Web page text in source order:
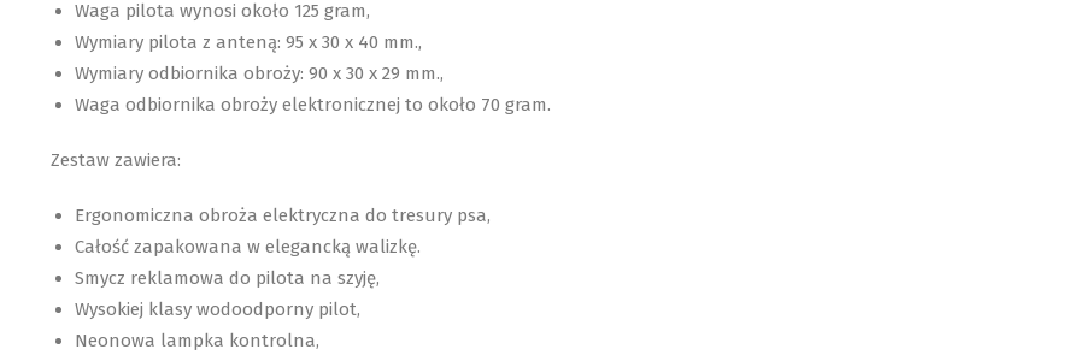
Waga pilota wynosi około 125 gram,
Wymiary pilota z anteną: 95 x 30 x 40 mm.,
Wymiary odbiornika obroży: 90 x 30 x 29 mm.,
Waga odbiornika obroży elektronicznej to około 70 gram.
Zestaw zawiera:
Ergonomiczna obroża elektryczna do tresury psa,
Całość zapakowana w elegancką walizkę.
Smycz reklamowa do pilota na szyję,
Wysokiej klasy wodoodporny pilot,
Neonowa lampka kontrolna,